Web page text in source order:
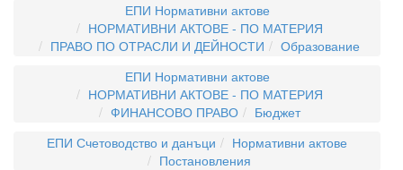
ЕПИ Нормативни актове
НОРМАТИВНИ АКТОВЕ - ПО МАТЕРИЯ
ПРАВО ПО ОТРАСЛИ И ДЕЙНОСТИ
Образование
ЕПИ Нормативни актове
НОРМАТИВНИ АКТОВЕ - ПО МАТЕРИЯ
ФИНАНСОВО ПРАВО
Бюджет
ЕПИ Счетоводство и данъци
Нормативни актове
Постановления